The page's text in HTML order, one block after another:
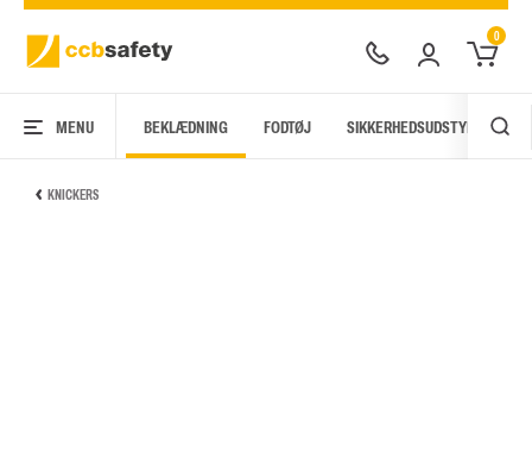
0
MENU BEKLÆDNING FODTØJ SIKKERHEDSUDSTYR
KNICKERS